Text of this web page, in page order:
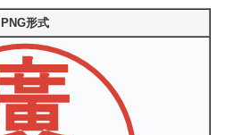
PNG形式